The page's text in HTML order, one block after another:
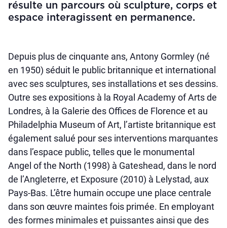
résulte un parcours où sculpture, corps et
espace interagissent en permanence.
Depuis plus de cinquante ans, Antony Gormley (né
en 1950) séduit le public britannique et international
avec ses sculptures, ses installations et ses dessins.
Outre ses expositions à la Royal Academy of Arts de
Londres, à la Galerie des Offices de Florence et au
Philadelphia Museum of Art, l’artiste britannique est
également salué pour ses interventions marquantes
dans l’espace public, telles que le monumental
Angel of the North (1998) à Gateshead, dans le nord
de l’Angleterre, et Exposure (2010) à Lelystad, aux
Pays-Bas. L’être humain occupe une place centrale
dans son œuvre maintes fois primée. En employant
des formes minimales et puissantes ainsi que des